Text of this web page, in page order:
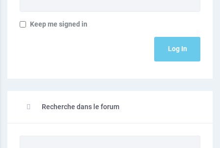
Keep me signed in
Log In
Recherche dans le forum